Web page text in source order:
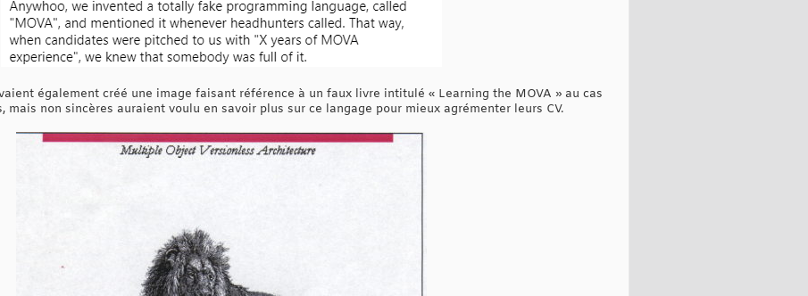
également créé une image faisant référence à un faux livre intitulé « Learning the MOVA » au cas
mais non sincères auraient voulu en savoir plus sur ce langage pour mieux agrémenter leurs CV.